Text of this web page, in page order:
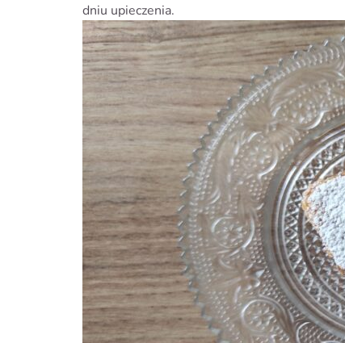
dniu upieczenia.